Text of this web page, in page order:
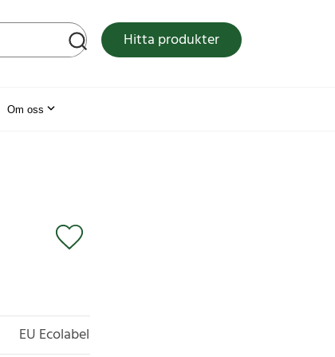
Hitta produkter
Om oss
EU Ecolabel